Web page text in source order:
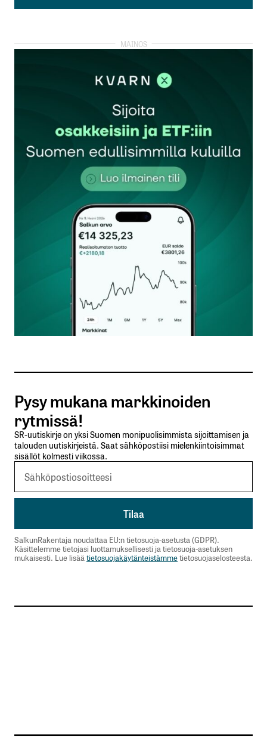
Lisää kommentti
kirjautua
rekisteröityä
Sähköpostiosoitettasi ei julkaista.Pakolliset
kentät on merkitty*
Kommentti*
Nimesi tai nimimerkkisi
Sähköpostiosoitteesi
Tilaa SalkunRakentajan uutiskirje
Lähetä kommentti
Pysy mukana markkinoiden
rytmissä!
SR-uutiskirje on yksi Suomen monipuolisimmista sijoittamisen ja
talouden uutiskirjeistä. Saat sähköpostiisi mielenkiintoisimmat
sisällöt kolmesti viikossa.
SalkunRakentaja noudattaa EU:n tietosuoja-asetusta (GDPR).
Käsittelemme tietojasi luottamuksellisesti ja tietosuoja-asetuksen
mukaisesti. Lue lisää tietosuojakäytänteistämmetietosuojaselosteesta.